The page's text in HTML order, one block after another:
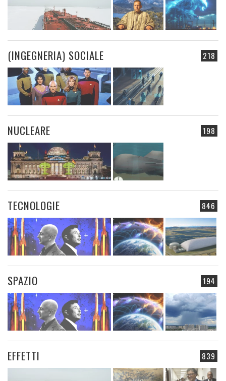
218
(INGEGNERIA) SOCIALE
198
NUCLEARE
846
TECNOLOGIE
194
SPAZIO
839
EFFETTI